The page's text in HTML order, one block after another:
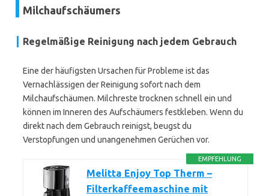
Milchaufschäumers
Regelmäßige Reinigung nach jedem Gebrauch
Eine der häufigsten Ursachen für Probleme ist das
Vernachlässigen der Reinigung sofort nach dem
Milchaufschäumen. Milchreste trocknen schnell ein und
können im Inneren des Aufschäumers festkleben. Wenn du
direkt nach dem Gebrauch reinigst, beugst du
Verstopfungen und unangenehmen Gerüchen vor.
EMPFEHLUNG
Melitta Enjoy Top Therm –
Filterkaffeemaschine mit